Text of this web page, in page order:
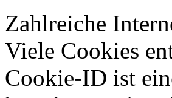
Zahlreiche
Viele Cookies
Cookie-ID ist